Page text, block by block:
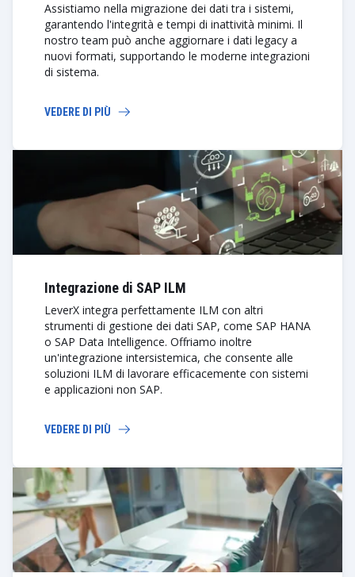
Assistiamo nella migrazione dei dati tra i sistemi,
garantendo l'integrità e tempi di inattività minimi. Il
nostro team può anche aggiornare i dati legacy a
nuovi formati, supportando le moderne integrazioni
di sistema.
VEDERE DI PIÙ
Integrazione di SAP ILM
LeverX integra perfettamente ILM con altri
strumenti di gestione dei dati SAP, come SAP HANA
o SAP Data Intelligence. Offriamo inoltre
un'integrazione intersistemica, che consente alle
soluzioni ILM di lavorare efficacemente con sistemi
e applicazioni non SAP.
VEDERE DI PIÙ